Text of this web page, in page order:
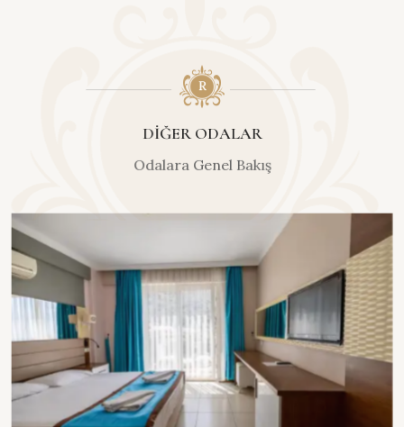
DIĞER ODALAR
Odalara Genel Bakış